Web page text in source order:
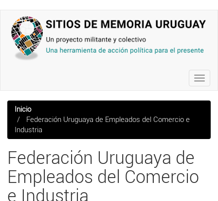
contenido
principal
Inicio
Federación Uruguaya de Empleados del Comercio e
Industria
Federación Uruguaya de
Empleados del Comercio
e Industria